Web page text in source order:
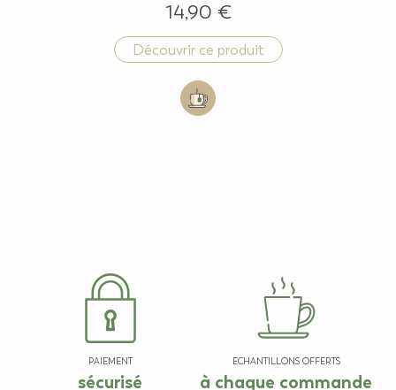
14,90 €
Découvrir ce produit
Add to cart: Gourde isotherme /
PAIEMENT
sécurisé
ECHANTILLONS OFFERTS
à chaque commande